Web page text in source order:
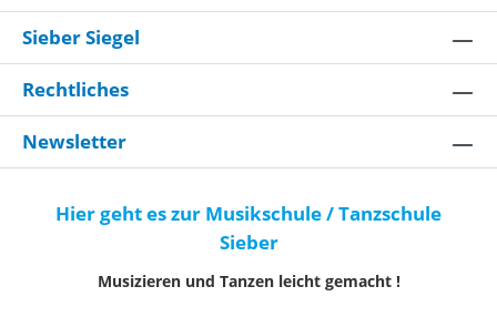
Sieber Siegel
Rechtliches
Newsletter
Hier geht es zur Musikschule / Tanzschule
Sieber
Musizieren und Tanzen leicht gemacht !